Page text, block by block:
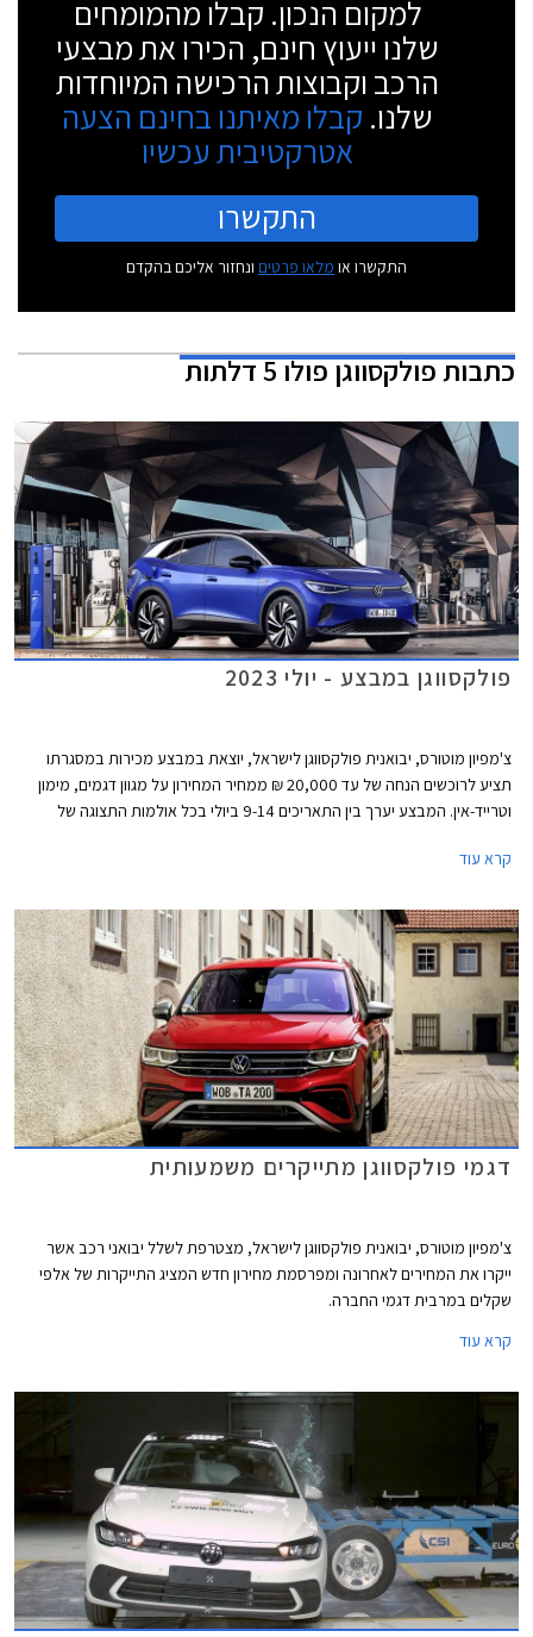
למקום הנכון. קבלו מהמומחים
שלנו ייעוץ חינם, הכירו את מבצעי
הרכב וקבוצות הרכישה המיוחדות
שלנו. קבלו מאיתנו בחינם הצעה
אטרקטיבית עכשיו
התקשרו
התקשרו או מלאו פרטים ונחזור אליכם בהקדם
כתבותפולקסווגן פולו 5 דלתות
פולקסווגן במבצע - יולי 2023
צ'מפיון מוטורס, יבואנית פולקסווגן לישראל, יוצאת במבצע מכירות במסגרתו
תציע לרוכשים הנחה של עד 20,000 ₪ ממחיר המחירון על מגוון דגמים, מימון
וטרייד-אין. המבצע יערך בין התאריכים 9-14 ביולי בכל אולמות התצוגה של
קרא עוד
דגמי פולקסווגן מתייקרים משמעותית
צ'מפיון מוטורס, יבואנית פולקסווגן לישראל, מצטרפת לשלל יבואני רכב אשר
ייקרו את המחירים לאחרונה ומפרסמת מחירון חדש המציג התייקרות של אלפי
שקלים במרבית דגמי החברה.
קרא עוד